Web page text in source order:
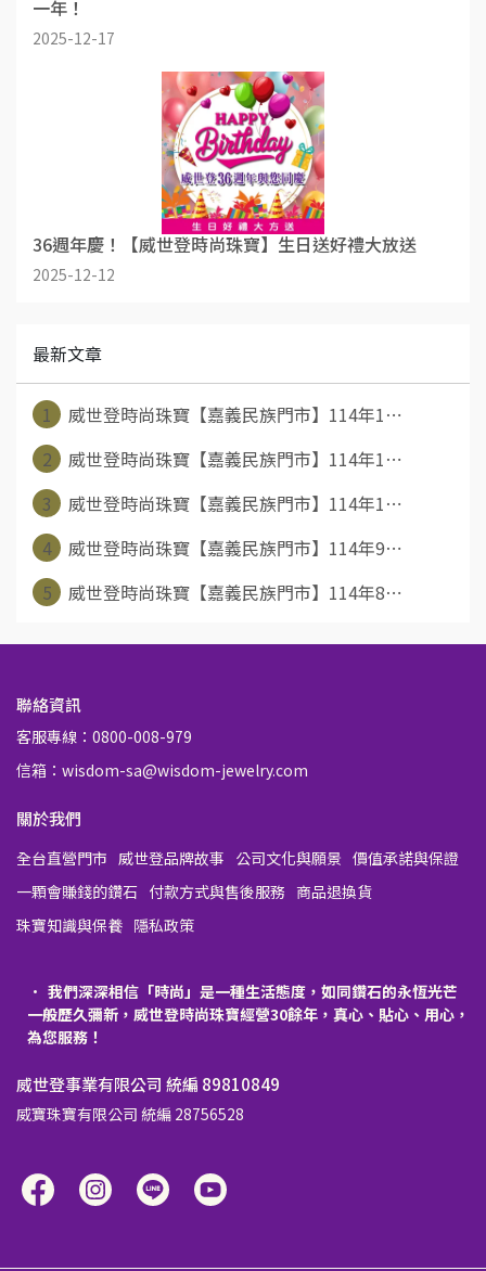
一年！
2025-12-17
36週年慶！【威世登時尚珠寶】生日送好禮大放送
2025-12-12
最新文章
1
威世登時尚珠寶【嘉義民族門市】114年1⋯
2
威世登時尚珠寶【嘉義民族門市】114年1⋯
3
威世登時尚珠寶【嘉義民族門市】114年1⋯
4
威世登時尚珠寶【嘉義民族門市】114年9⋯
5
威世登時尚珠寶【嘉義民族門市】114年8⋯
聯絡資訊
客服專線：0800-008-979
信箱：wisdom-sa@wisdom-jewelry.com
關於我們
全台直營門市 威世登品牌故事 公司文化與願景 價值承諾與保證
一顆會賺錢的鑽石 付款方式與售後服務 商品退換貨
珠寶知識與保養 隱私政策
我們深深相信「時尚」是一種生活態度，如同鑽石的永恆光芒
一般歷久彌新，威世登時尚珠寶經營30餘年，真心、貼心、用心，
為您服務！
威世登事業有限公司 統編 89810849
威寶珠寶有限公司 統編 28756528